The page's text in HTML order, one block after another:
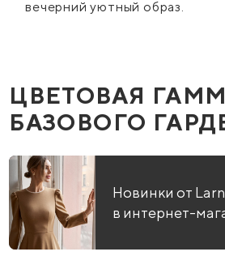
вечерний уютный образ.
ЦВЕТОВАЯ
БАЗОВОГО
Новинки от
в интернет-